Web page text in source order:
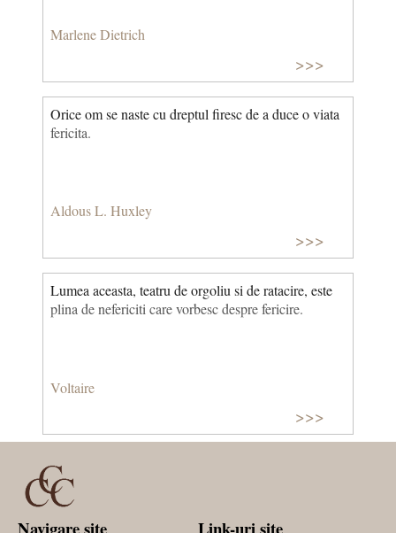
Marlene Dietrich
>>>
Orice om se naste cu dreptul firesc de a duce o viata
fericita.
Aldous L. Huxley
>>>
Lumea aceasta, teatru de orgoliu si de ratacire, este
plina de nefericiti care vorbesc despre fericire.
Voltaire
>>>